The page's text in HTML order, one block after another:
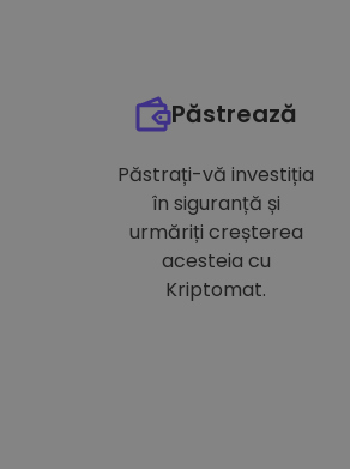
Păstrează
Păstrați-vă investiția
în siguranță și
urmăriți creșterea
acesteia cu
Kriptomat.